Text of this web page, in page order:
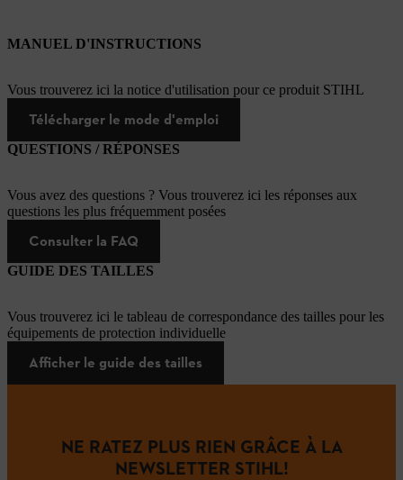
MANUEL D'INSTRUCTIONS
Vous trouverez ici la notice d'utilisation pour ce produit STIHL
Télécharger le mode d'emploi
QUESTIONS / RÉPONSES
Vous avez des questions ? Vous trouverez ici les réponses aux
questions les plus fréquemment posées
Consulter la FAQ
GUIDE DES TAILLES
Vous trouverez ici le tableau de correspondance des tailles pour les
équipements de protection individuelle
Afficher le guide des tailles
NE RATEZ PLUS RIEN GRÂCE À LA
NEWSLETTER STIHL!